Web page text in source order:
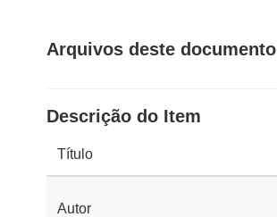
Arquivos deste documento
Descrição do Item
Título
Autor